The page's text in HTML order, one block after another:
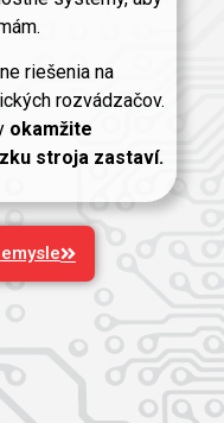
riešenia na
rozvádzačov.
okamžite
stroja zastaví.